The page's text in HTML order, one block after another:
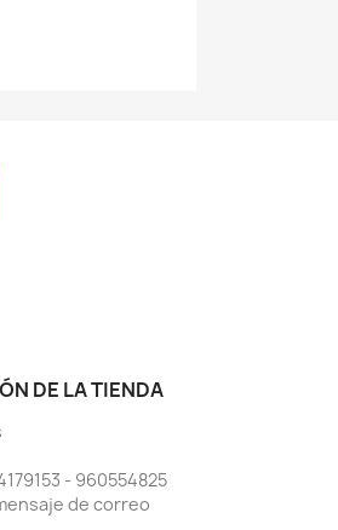
DE LA TIENDA
- 960554825
de correo